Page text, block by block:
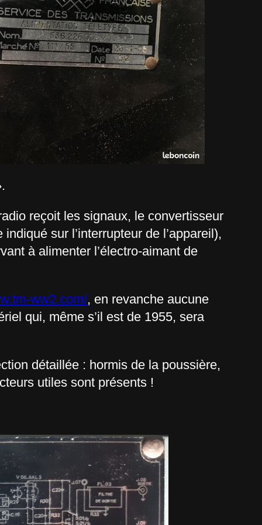
reçoit les signaux, le convertisseur
sur l’interrupteur de l’appareil),
à alimenter l’électro-aimant de
ww2.com/, en revanche aucune
qui, même s’il est de 1955, sera
détaillée : hormis de la poussière,
utiles sont présents !